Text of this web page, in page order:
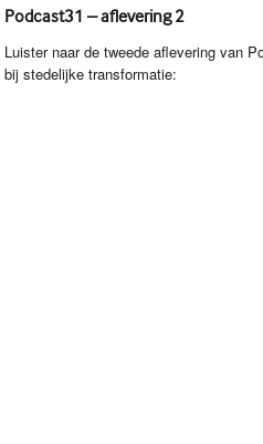
Podcast31 – aflevering 2
Luister naar de tweede aflevering van
bij stedelijke transformatie: